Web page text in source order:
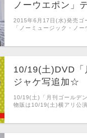
ノーウエポン」
2015年6月17日(水)発売ゴ
「ノーミュージック・ノ
10/19(土)DVD「
ジャケ写追加☆
10/19(土)「月刊ゴールデ
物販は10/19(土)横アリ公